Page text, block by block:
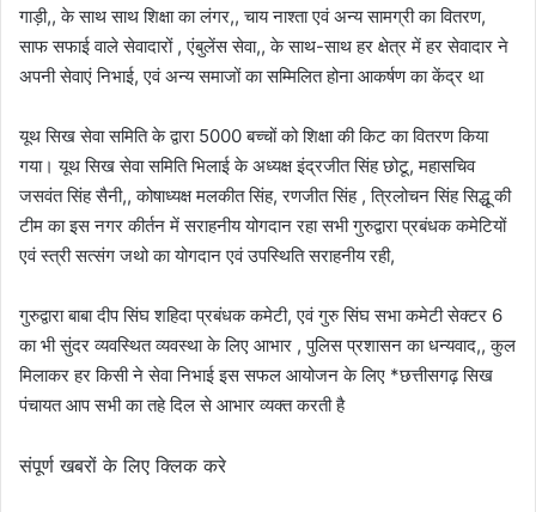
गाड़ी,, के साथ साथ शिक्षा का लंगर,, चाय नाश्ता एवं अन्य सामग्री का वितरण,
साफ सफाई वाले सेवादारों , एंबुलेंस सेवा,, के साथ-साथ हर क्षेत्र में हर सेवादार ने
अपनी सेवाएं निभाई, एवं अन्य समाजों का सम्मिलित होना आकर्षण का केंद्र था
यूथ सिख सेवा समिति के द्वारा 5000 बच्चों को शिक्षा की किट का वितरण किया
गया। यूथ सिख सेवा समिति भिलाई के अध्यक्ष इंद्रजीत सिंह छोटू, महासचिव
जसवंत सिंह सैनी,, कोषाध्यक्ष मलकीत सिंह, रणजीत सिंह , त्रिलोचन सिंह सिद्धू की
टीम का इस नगर कीर्तन में सराहनीय योगदान रहा सभी गुरुद्वारा प्रबंधक कमेटियों
एवं स्त्री सत्संग जथो का योगदान एवं उपस्थिति सराहनीय रही,
गुरुद्वारा बाबा दीप सिंघ शहिदा प्रबंधक कमेटी, एवं गुरु सिंघ सभा कमेटी सेक्टर 6
का भी सुंदर व्यवस्थित व्यवस्था के लिए आभार , पुलिस प्रशासन का धन्यवाद,, कुल
मिलाकर हर किसी ने सेवा निभाई इस सफल आयोजन के लिए *छत्तीसगढ़ सिख
पंचायत आप सभी का तहे दिल से आभार व्यक्त करती है
संपूर्ण खबरों के लिए क्लिक करे